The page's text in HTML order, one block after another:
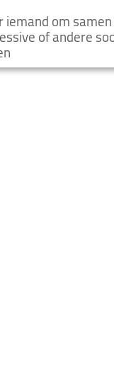
iemand om samen
of andere